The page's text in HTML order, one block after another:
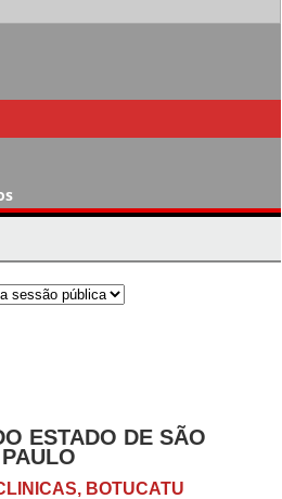
ESTADO DE SÃO
PAULO
BOTUCATU